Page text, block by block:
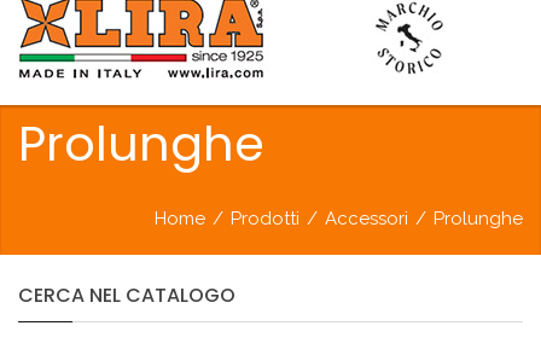
Prolunghe
Home / Prodotti / Accessori / Prolunghe
CERCA NEL CATALOGO